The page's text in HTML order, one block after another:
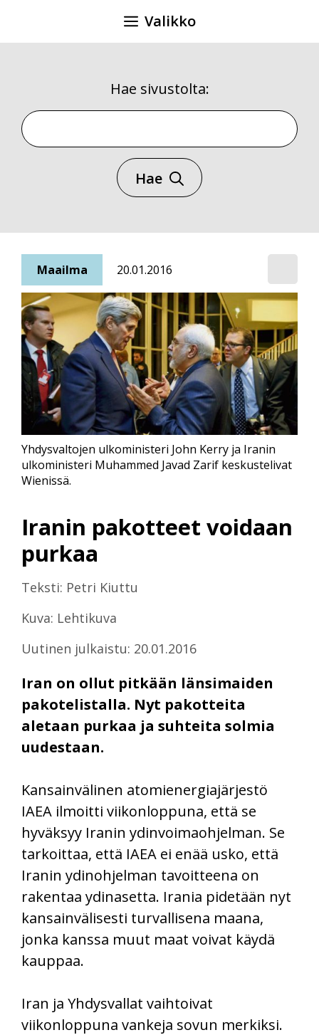
Valikko
Hae sivustolta:
Hae sivustolta
Hae
Maailma 20.01.2016
Iranin pakotteet voidaan
purkaa
Teksti: Petri Kiuttu
Kuva: Lehtikuva
Uutinen julkaistu: 20.01.2016
Iran on ollut pitkään länsimaiden
pakotelistalla. Nyt pakotteita
aletaan purkaa ja suhteita solmia
uudestaan.
Yhdysvaltojen ulkoministeri John Kerry ja Iranin
ulkoministeri Muhammed Javad Zarif keskustelivat
Wienissä.
Kansainvälinen atomienergiajärjestö
IAEA ilmoitti viikonloppuna, että se
hyväksyy Iranin ydinvoimaohjelman. Se
tarkoittaa, että IAEA ei enää usko, että
Iranin ydinohjelman tavoitteena on
rakentaa ydinasetta. Irania pidetään nyt
kansainvälisesti turvallisena maana,
jonka kanssa muut maat voivat käydä
kauppaa.
Iran ja Yhdysvallat vaihtoivat
viikonloppuna vankeja sovun merkiksi.